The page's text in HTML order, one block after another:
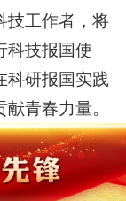
技工作者，将
科技报国使
科研报国实践
青春力量。